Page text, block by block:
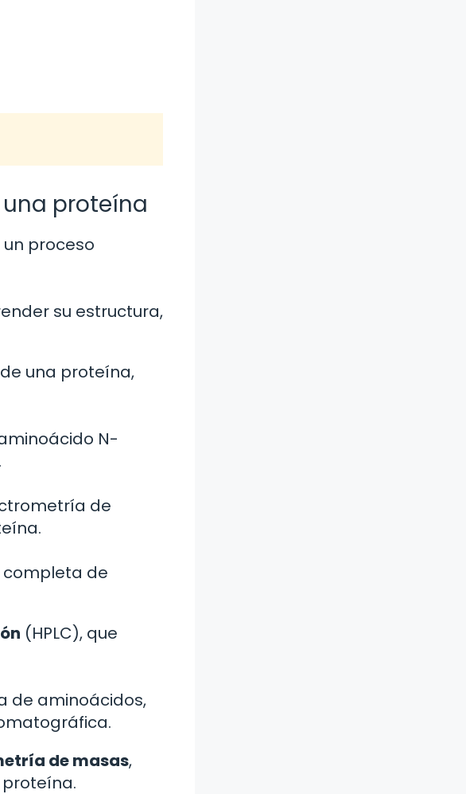
proteína
un proceso
su estructura,
una proteína,
N-
de
completa de
(HPLC), que
de aminoácidos,
de masas,